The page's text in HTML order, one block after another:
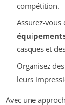
compétition.
Assurez-vous
casques et
Organisez
leurs
Avec une